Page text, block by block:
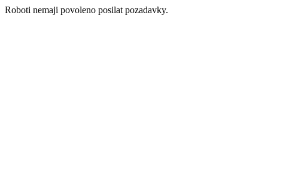
Roboti nemaji povoleno posilat pozadavky.